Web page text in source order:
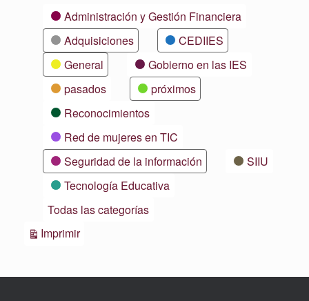
CategoríasAdministración y Gestión Financiera
Adquisiciones
CEDIIES
General
Gobierno en las IES
pasados
próximos
Reconocimientos
Red de mujeres en TIC
Seguridad de la información
SIIU
Tecnología Educativa
Todas las categorías
ImprimirVistas